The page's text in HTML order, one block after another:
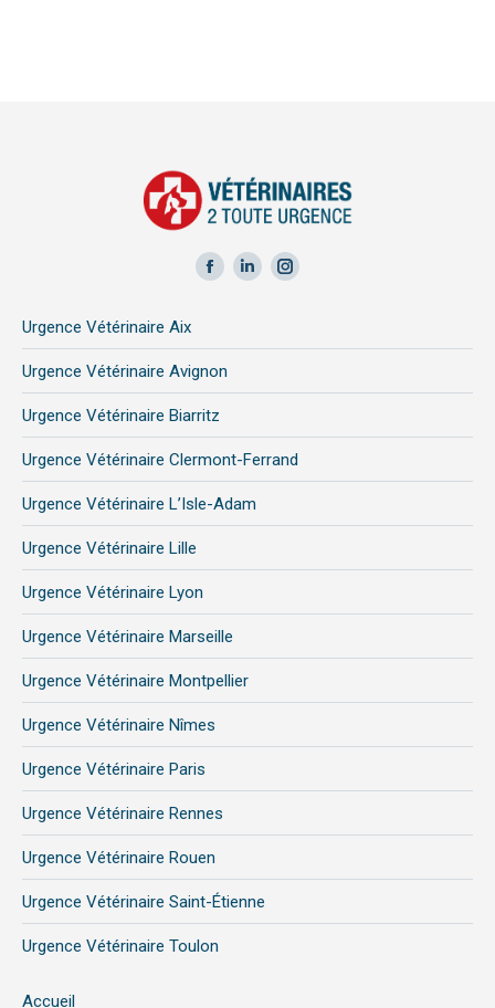
Facebook
in
new
window
LinkedIn
new
Instagram
new
Urgence Vétérinaire Aix
Urgence Vétérinaire Avignon
Urgence Vétérinaire Biarritz
Urgence Vétérinaire Clermont-Ferrand
Urgence Vétérinaire L’Isle-Adam
Urgence Vétérinaire Lille
Urgence Vétérinaire Lyon
Urgence Vétérinaire Marseille
Urgence Vétérinaire Montpellier
Urgence Vétérinaire Nîmes
Urgence Vétérinaire Paris
Urgence Vétérinaire Rennes
Urgence Vétérinaire Rouen
Urgence Vétérinaire Saint-Étienne
Urgence Vétérinaire Toulon
Accueil